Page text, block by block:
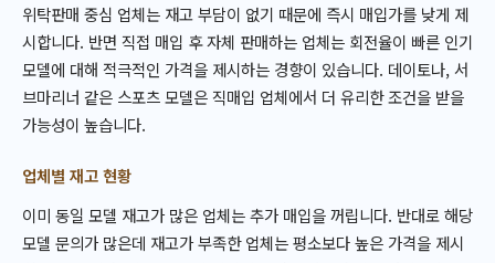
위탁판매 중심 업체는 재고 부담이 없기 때문에 즉시 매입가를 낮게 제
시합니다. 반면 직접 매입 후 자체 판매하는 업체는 회전율이 빠른 인기
모델에 대해 적극적인 가격을 제시하는 경향이 있습니다. 데이토나, 서
브마리너 같은 스포츠 모델은 직매입 업체에서 더 유리한 조건을 받을
가능성이 높습니다.
업체별 재고 현황
이미 동일 모델 재고가 많은 업체는 추가 매입을 꺼립니다. 반대로 해당
모델 문의가 많은데 재고가 부족한 업체는 평소보다 높은 가격을 제시